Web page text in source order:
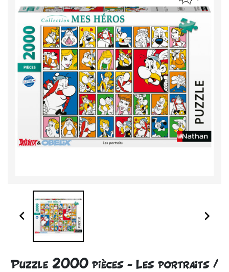
 
Puzzle 2000 pièces - Les portraits /